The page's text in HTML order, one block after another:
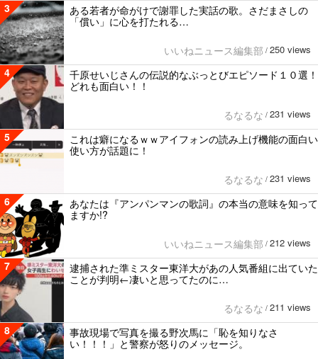
3
ある若者が命がけで謝罪した実話の歌。さだまさしの
「償い」に心を打たれる…
いいねニュース編集部 / 250 views
4
千原せいじさんの伝説的なぶっとびエピソード１０選！
どれも面白い！！
るなるな / 231 views
5
これは癖になるｗｗアイフォンの読み上げ機能の面白い
使い方が話題に！
るなるな / 231 views
6
あなたは『アンパンマンの歌詞』の本当の意味を知って
ますか!?
いいねニュース編集部 / 212 views
7
逮捕された準ミスター東洋大があの人気番組に出ていた
ことが判明←凄いと思ってたのに…
るなるな / 211 views
8
事故現場で写真を撮る野次馬に「恥を知りなさ
い！！！」と警察が怒りのメッセージ。